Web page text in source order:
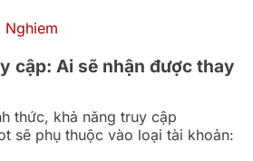
cập: Ai sẽ nhận được thay
thức, khả năng truy cập
sẽ phụ thuộc vào loại tài khoản: